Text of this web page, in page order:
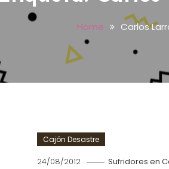
Home Carlos
Cajón Desastre
24/08/2012 Sufridores en